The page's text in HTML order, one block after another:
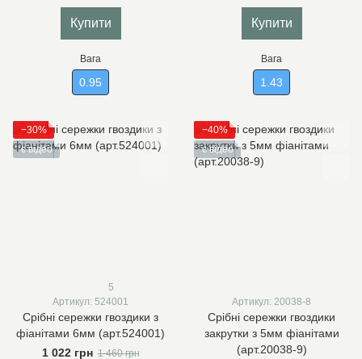
Купити
Вага
0.95
Купити
Вага
1.43
−30%
є відео
5
Артикул: 524001
Срібні сережки гвоздики з
фіанітами 6мм (арт.524001)
1 022 грн 1 460 грн
−40%
є відео
Артикул: 20038-8
Срібні сережки гвоздики
закрутки з 5мм фіанітами
(арт.20038-9)